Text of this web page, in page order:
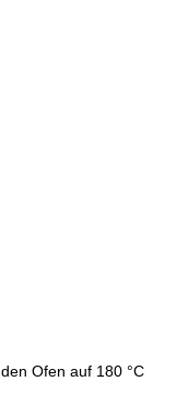
den Ofen auf 180 °C